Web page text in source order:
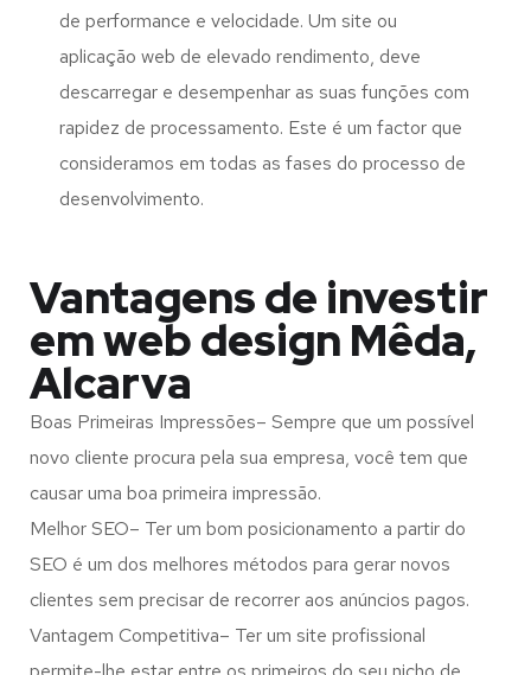
de performance e velocidade. Um site ou
aplicação web de elevado rendimento, deve
descarregar e desempenhar as suas funções com
rapidez de processamento. Este é um factor que
consideramos em todas as fases do processo de
desenvolvimento.
Vantagens de investir
em web design Mêda,
Alcarva
Boas Primeiras Impressões– Sempre que um possível
novo cliente procura pela sua empresa, você tem que
causar uma boa primeira impressão.
Melhor SEO– Ter um bom posicionamento a partir do
SEO é um dos melhores métodos para gerar novos
clientes sem precisar de recorrer aos anúncios pagos.
Vantagem Competitiva– Ter um site profissional